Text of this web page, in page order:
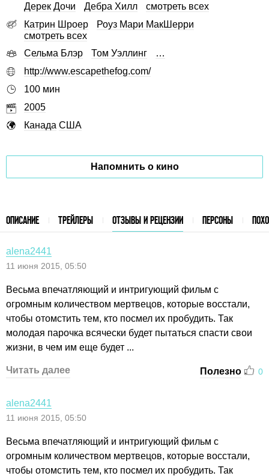
Дерек Дочи
Дебра Хилл
смотреть всех
Катрин Шроер
Роуз Мари МакШерри
смотреть всех
Сельма Блэр
Том Уэллинг
…
http://www.escapethefog.com/
100 мин
2005
Канада США
Напомнить о кино
ОПИСАНИЕ ТРЕЙЛЕРЫ ОТЗЫВЫ И РЕЦЕНЗИИ ПЕРСОНЫ
alena2441
11 июня 2015, 05:50
Весьма впечатляющий и интригующий фильм с
огромным количеством мертвецов, которые восстали,
чтобы отомстить тем, кто посмел их пробудить. Так
молодая парочка всячески будет пытаться спасти свои
жизни, в чем им еще будет ...
Читать далее Полезно 0
alena2441
11 июня 2015, 05:50
Весьма впечатляющий и интригующий фильм с
огромным количеством мертвецов, которые восстали,
чтобы отомстить тем, кто посмел их пробудить. Так